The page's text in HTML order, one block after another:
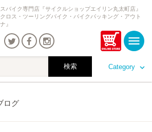
Category
バイク専門店『サイクルショップエイリン丸太町店』
ロス・ツーリングバイク・バイクパッキング・アウト
』
ログ